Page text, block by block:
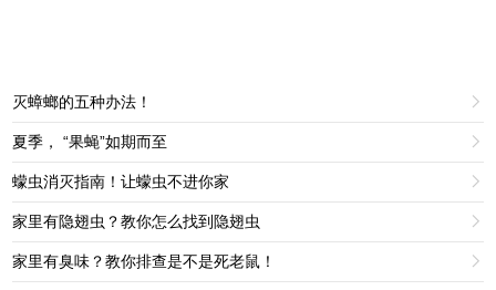
灭蟑螂的五种办法！ 
夏季， “果蝇”如期而至 
蠓虫消灭指南！让蠓虫不进你家 
家里有隐翅虫？教你怎么找到隐翅虫 
家里有臭味？教你排查是不是死老鼠！ 